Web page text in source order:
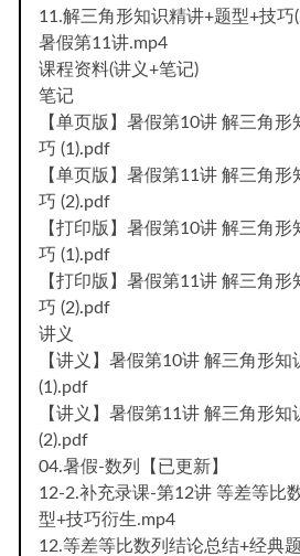
11.解三角形知识精讲+题型+技巧
暑假第11讲.mp4
课程资料(讲义+笔记)
笔记
【单页版】暑假第10讲 解三角
巧 (1).pdf
【单页版】暑假第11讲 解三角
巧 (2).pdf
【打印版】暑假第10讲 解三角
巧 (1).pdf
【打印版】暑假第11讲 解三角
巧 (2).pdf
讲义
【讲义】暑假第10讲 解三角形知
(1).pdf
【讲义】暑假第11讲 解三角形知
(2).pdf
04.暑假-数列【已更新】
12-2.补充录课-第12讲 等差等比
型+技巧衍生.mp4
12.等差等比数列结论总结+经典